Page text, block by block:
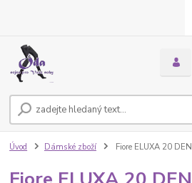
Úvod Dámské zboží Fiore ELUXA 20 DEN